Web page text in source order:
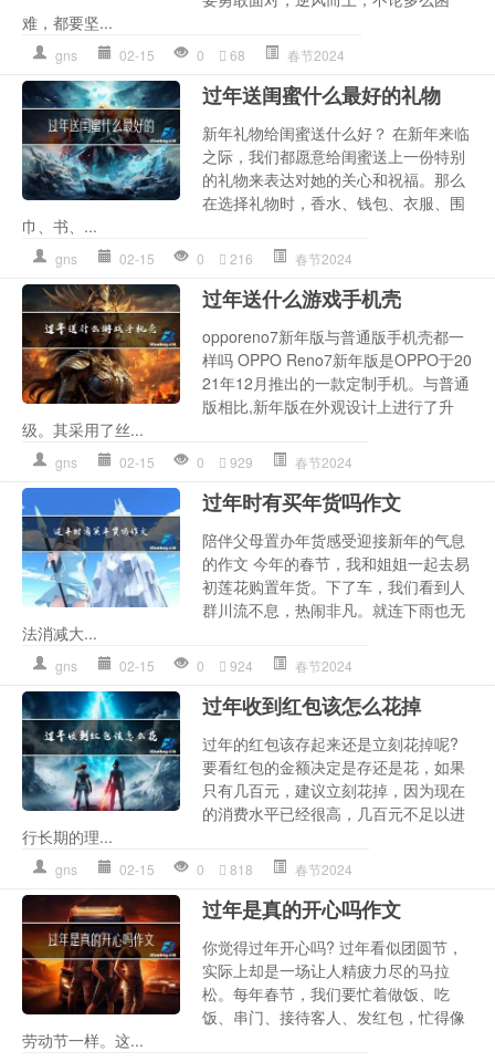
难，都要坚...
gns 02-15 0 68 春节2024
过年送闺蜜什么最好的礼物
新年礼物给闺蜜送什么好？ 在新年来临
之际，我们都愿意给闺蜜送上一份特别
的礼物来表达对她的关心和祝福。那么
在选择礼物时，香水、钱包、衣服、围
巾、书、...
gns 02-15 0 216 春节2024
过年送什么游戏手机壳
opporeno7新年版与普通版手机壳都一
样吗 OPPO Reno7新年版是OPPO于20
21年12月推出的一款定制手机。与普通
版相比,新年版在外观设计上进行了升
级。其采用了丝...
gns 02-15 0 929 春节2024
过年时有买年货吗作文
陪伴父母置办年货感受迎接新年的气息
的作文 今年的春节，我和姐姐一起去易
初莲花购置年货。下了车，我们看到人
群川流不息，热闹非凡。就连下雨也无
法消减大...
gns 02-15 0 924 春节2024
过年收到红包该怎么花掉
过年的红包该存起来还是立刻花掉呢?
要看红包的金额决定是存还是花，如果
只有几百元，建议立刻花掉，因为现在
的消费水平已经很高，几百元不足以进
行长期的理...
gns 02-15 0 818 春节2024
过年是真的开心吗作文
你觉得过年开心吗? 过年看似团圆节，
实际上却是一场让人精疲力尽的马拉
松。每年春节，我们要忙着做饭、吃
饭、串门、接待客人、发红包，忙得像
劳动节一样。这...